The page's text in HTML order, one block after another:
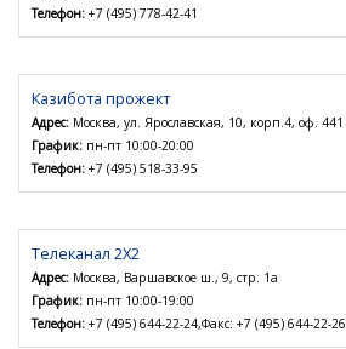
Телефон: +7 (495) 778-42-41
Казибота прожект
Адрес: Москва, ул. Ярославская, 10, корп.4, оф. 441
График: пн-пт 10:00-20:00
Телефон: +7 (495) 518-33-95
Телеканал 2Х2
Адрес: Москва, Варшавское ш., 9, стр. 1а
График: пн-пт 10:00-19:00
Телефон: +7 (495) 644-22-24,Факс: +7 (495) 644-22-26